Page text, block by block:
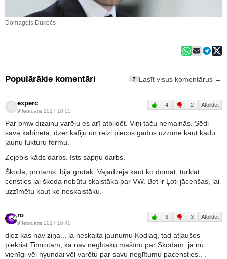
Domagojs Dukečs
Populārākie komentāri 7 Lasīt visus komentārus →
experc
9.februāris 2017 10:05
4 2 Atbildēt
Par bmw dizainu varēju es arī atbildēt. Viņi taču nemainās. Sēdi
savā kabinetā, dzer kafiju un reizi piecos gados uzzīmē kaut kādu
jaunu lukturu formu.
Zejebis kāds darbs. Īsts sapņu darbs.
Škodā, protams, bija grūtāk. Vajadzēja kaut ko domāt, turklāt
censties lai škoda nebūtu skaistāka par VW. Bet ir Ļoti jācenšas, lai
uzzīmētu kaut ko neskaistāku.
ro
9.februāris 2017 16:40
3 3 Atbildēt
diez kas nav ziņa... ja neskaita jaunumu Kodiaq, tad atļaušos
piekrist Timrotam, ka nav neglītāku mašīnu par Skodām..ja nu
vienīgi vēl hyundai vēl varētu par savu neglītumu pacensties.. .